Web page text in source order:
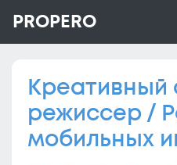
PROPERO
Креативный
режиссер /
мобильных